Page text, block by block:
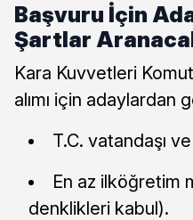
Başvuru İçin
Şartlar
Kara Kuvvetleri
alımı için adaylardan
T.C. vatandaşı
En az ilköğretim
denklikleri kabul).